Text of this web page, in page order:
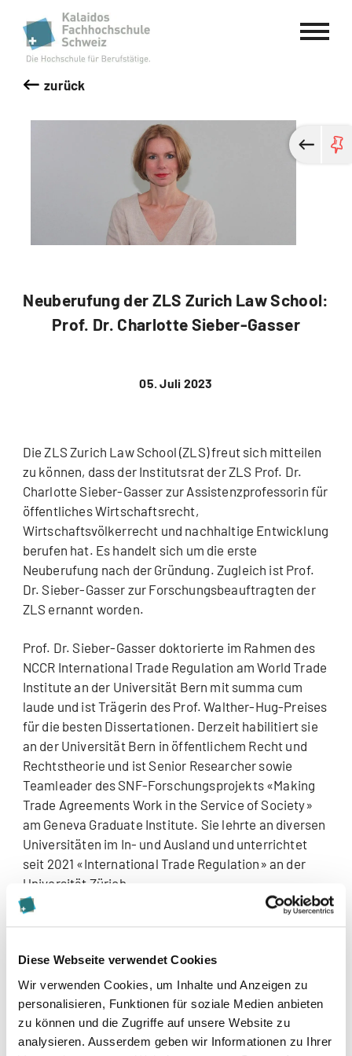
Diese Webseite verwendet Cookies
Wir verwenden Cookies, um Inhalte und Anzeigen zu
personalisieren, Funktionen für soziale Medien anbieten
zu können und die Zugriffe auf unsere Website zu
analysieren. Ausserdem geben wir Informationen zu Ihrer
Kalaidos Fachhochschule Schweiz
zurück
Neuberufung der ZLS Zurich Law School:
Prof. Dr. Charlotte Sieber-Gasser
05. Juli 2023
Die ZLS Zurich Law School (ZLS) freut sich mitteilen
zu können, dass der Institutsrat der ZLS Prof. Dr.
Charlotte Sieber-Gasser zur Assistenzprofessorin für
öffentliches Wirtschaftsrecht,
Wirtschaftsvölkerrecht und nachhaltige Entwicklung
berufen hat. Es handelt sich um die erste
Neuberufung nach der Gründung. Zugleich ist Prof.
Dr. Sieber-Gasser zur Forschungsbeauftragten der
ZLS ernannt worden.
Prof. Dr. Sieber-Gasser doktorierte im Rahmen des
NCCR International Trade Regulation am World Trade
Institute an der Universität Bern mit summa cum
laude und ist Trägerin des Prof. Walther-Hug-Preises
für die besten Dissertationen. Derzeit habilitiert sie
an der Universität Bern in öffentlichem Recht und
Rechtstheorie und ist Senior Researcher sowie
Teamleader des SNF-Forschungsprojekts «Making
Trade Agreements Work in the Service of Society»
am Geneva Graduate Institute. Sie lehrte an diversen
Universitäten im In- und Ausland und unterrichtet
seit 2021 «International Trade Regulation» an der
Universität Zürich.
bei der Gewährleistung von Nachhaltigkeit und
Fairness im globalen Markt sowie der Vereinbarkeit
der Internationalisierung des Rechts mit der
demokratischen Staatsform. Ihre Untersuchungen
haben bereits gesetzgeberische Vorstösse angeregt.